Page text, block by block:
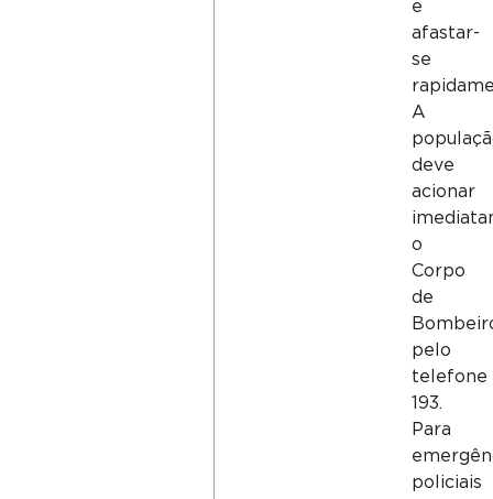
e
afastar-
se
A
deve
acionar
o
Corpo
de
pelo
telefone
193.
Para
policiais